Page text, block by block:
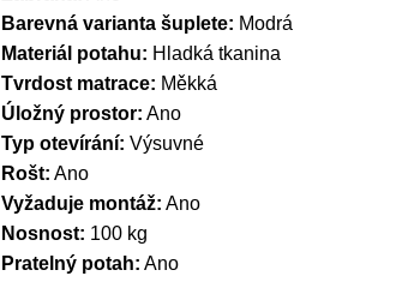
Barevná varianta šuplete: Modrá
Materiál potahu: Hladká tkanina
Tvrdost matrace: Měkká
Úložný prostor: Ano
Typ otevírání: Výsuvné
Rošt: Ano
Vyžaduje montáž: Ano
Nosnost: 100 kg
Pratelný potah: Ano